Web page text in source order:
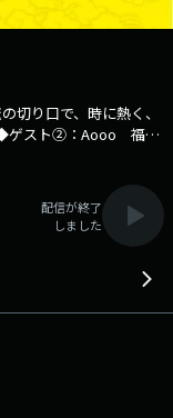
切り口で、時に熱く、
スト②：Aooo 福岡
ます！ FAX 092-722-
配信が終了
しました